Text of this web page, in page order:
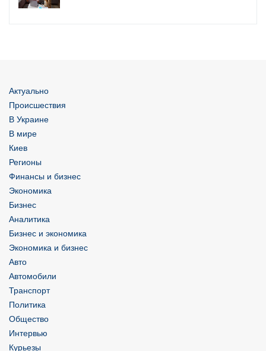
Актуально
Происшествия
В Украине
В мире
Киев
Регионы
Финансы и бизнес
Экономика
Бизнес
Аналитика
Бизнес и экономика
Экономика и бизнес
Авто
Автомобили
Транспорт
Политика
Общество
Интервью
Курьезы